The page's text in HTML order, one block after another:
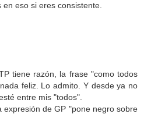
en eso si eres consistente.
tiene razón, la frase "como todos
feliz. Lo admito. Y desde ya no
entre mis "todos".
expresión de GP "pone negro sobre